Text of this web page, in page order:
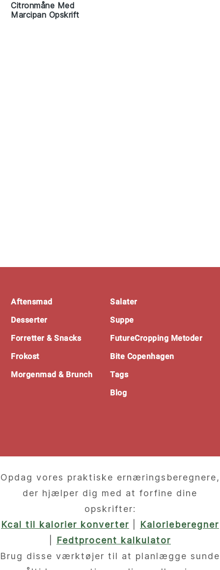
Citronmåne Med
Marcipan Opskrift
Footer
Aftensmad
Desserter
Forretter & Snacks
Frokost
Morgenmad & Brunch
Salater
Suppe
FutureCropping Metoder
Bite Copenhagen
Tags
Blog
Opdag vores praktiske ernæringsberegnere,
der hjælper dig med at forfine dine
opskrifter:
Kcal til kalorier konverter
Kalorieberegner
Fedtprocent kalkulator
Brug disse værktøjer til at planlægge sunde